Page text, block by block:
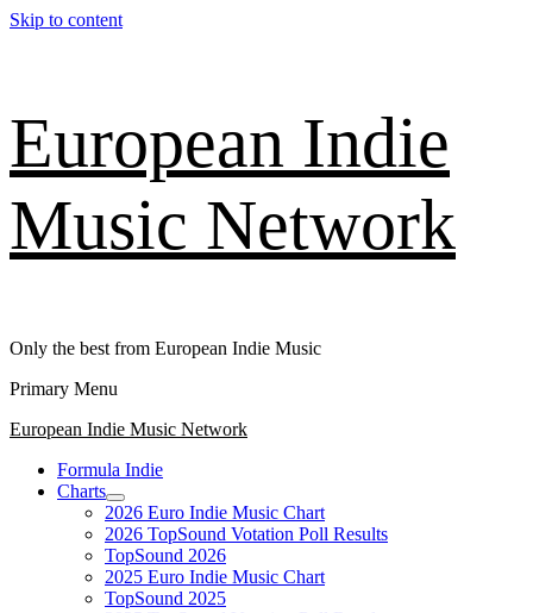
Skip to content
European Indie
Music Network
Only the best from European Indie Music
Primary Menu
European Indie Music Network
Formula Indie
Charts
2026 Euro Indie Music Chart
2026 TopSound Votation Poll Results
TopSound 2026
2025 Euro Indie Music Chart
TopSound 2025